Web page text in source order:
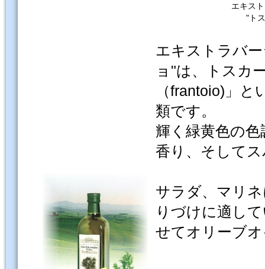
エキス
"ト
エキストラバ
ョ"は、トスカ
（frantoio)」
類です。
輝く緑黄色の
香り、そして
サラダ、マリ
りづけに適し
せてオリーブ